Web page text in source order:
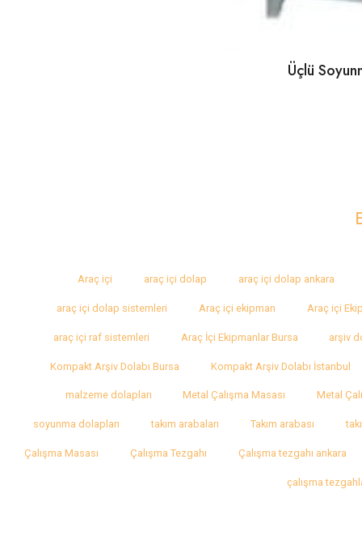
Üçlü
Araç içi araç içi dolap araç içi dolap ankara
araç içi dolap sistemleri Araç içi ekipman Araç içi
araç içi raf sistemleri Araç İçi Ekipmanlar Bursa arşiv
Kompakt Arşiv Dolabı Bursa Kompakt Arşiv Dolabı İstanbul
malzeme dolapları Metal Çalışma Masası Metal
soyunma dolapları takım arabaları Takım arabası
Çalışma Masası Çalışma Tezgahı Çalışma tezgahı ankara
çalışma